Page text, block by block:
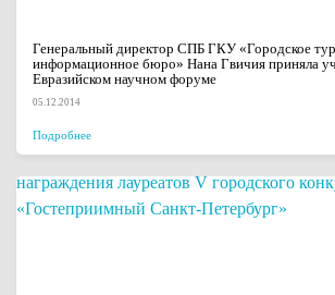
Генеральный директор СПБ ГКУ «Городское
информационное бюро» Нана Гвичия приняла
Евразийском научном форуме
05.12.2014
Подробнее